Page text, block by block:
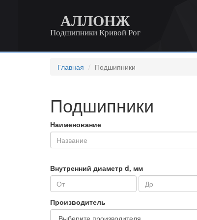
АЛЛОНЖ
Подшипники Кривой Рог
Главная Подшипники
Подшипники
Наименование
Внутренний диаметр d, мм
Производитель